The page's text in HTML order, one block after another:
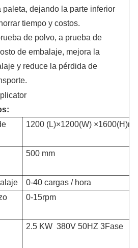
paleta, dejando la parte inferior
tiempo y costos.
de polvo, a prueba de
de embalaje, mejora la
y reduce la pérdida de
1200 (L)×1200(W)
500 mm
0-40 cargas / hora
0-15rpm
2.5 KW 380V 50HZ 3Fase